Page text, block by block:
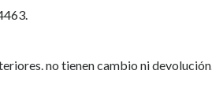
no tienen cambio ni devolución.